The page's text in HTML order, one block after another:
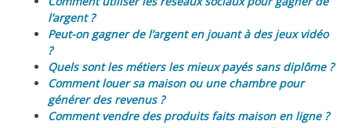
l’argent ?
Peut-on gagner de l’argent en jouant à des jeux vidéo
?
Quels sont les métiers les mieux payés sans diplôme ?
Comment louer sa maison ou une chambre pour
générer des revenus ?
Comment vendre des produits faits maison en ligne ?